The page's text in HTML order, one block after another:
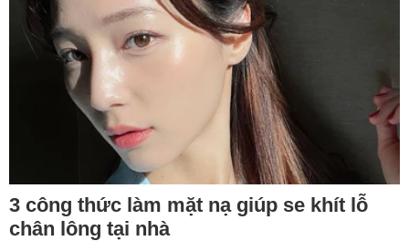
3 công thức làm mặt nạ giúp se khít lỗ
chân lông tại nhà